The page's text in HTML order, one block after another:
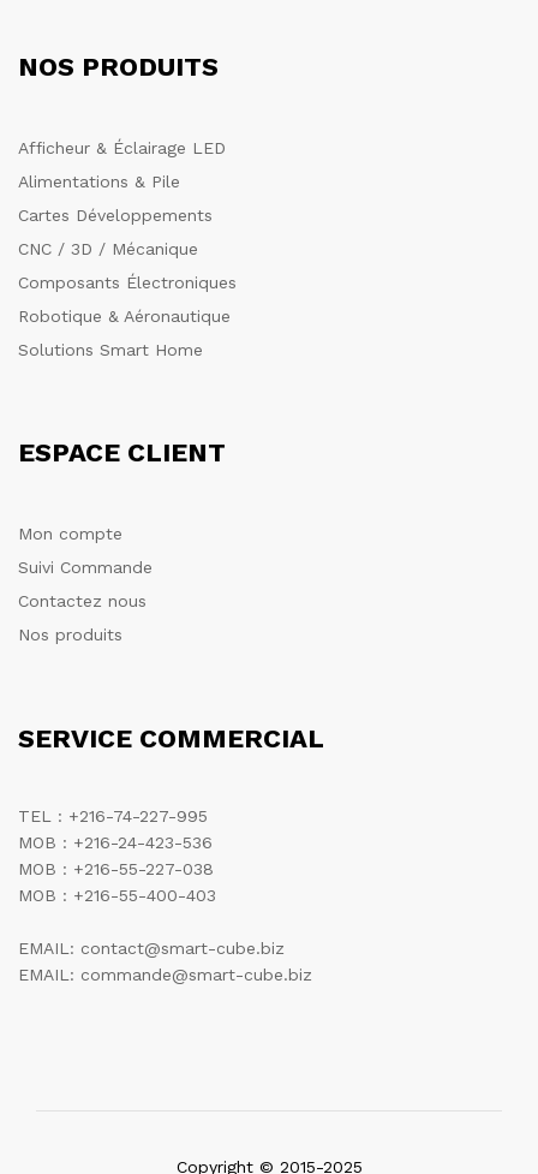
NOS PRODUITS
Afficheur & Éclairage LED
Alimentations & Pile
Cartes Développements
CNC / 3D / Mécanique
Composants Électroniques
Robotique & Aéronautique
Solutions Smart Home
ESPACE CLIENT
Mon compte
Suivi Commande
Contactez nous
Nos produits
SERVICE COMMERCIAL
TEL : +216-74-227-995
MOB : +216-24-423-536
MOB : +216-55-227-038
MOB : +216-55-400-403
EMAIL: contact@smart-cube.biz
EMAIL: commande@smart-cube.biz
Copyright © 2015-2025